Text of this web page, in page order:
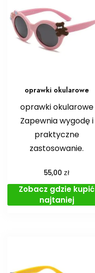
oprawki okularowe
oprawki okularowe
Zapewnia wygodę i
praktyczne
zastosowanie.
55,00zł
Zobacz gdzie kupić
najtaniej